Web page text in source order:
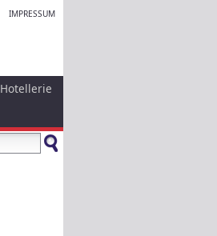
IMPRESSUM
Hotellerie